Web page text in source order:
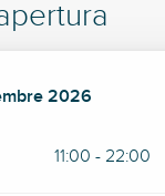
30 septiembre 2026
2026
11:00 - 22:00